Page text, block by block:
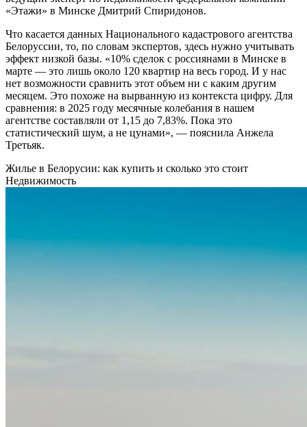
«Этажи» в Минске Дмитрий Спиридонов.
Что касается данных Национального кадастрового агентства
Белоруссии, то, по словам экспертов, здесь нужно учитывать
эффект низкой базы. «10% сделок с россиянами в Минске в
марте — это лишь около 120 квартир на весь город. И у нас
нет возможности сравнить этот объем ни с каким другим
месяцем. Это похоже на вырванную из контекста цифру. Для
сравнения: в 2025 году месячные колебания в нашем
агентстве составляли от 1,15 до 7,83%. Пока это
статистический шум, а не цунами», — пояснила Анжела
Третьяк.
Жилье в Белорусии: как купить и сколько это стоит
Недвижимость